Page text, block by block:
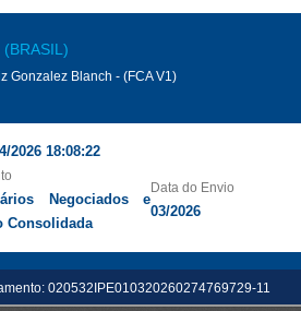
(BRASIL)
Gonzalez Blanch - (FCA V1)
2026 18:08:22
Negociados e
Consolidada
Data do Envio
03/2026
020532IPE010320260274769729-11